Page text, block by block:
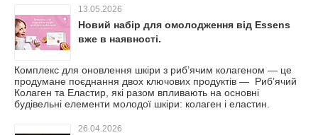
13.05.2026
Новий набiр для омолодження вiд Essens
вже в наявностi.
Комплекс для оновлення шкіри з риб’ячим колагеном — це
продумане поєднання двох ключових продуктів — Риб’ячий
Колаген та Еластир, які разом впливають на основні
будівельні елементи молодої шкіри: колаген і еластин.
26.04.2026